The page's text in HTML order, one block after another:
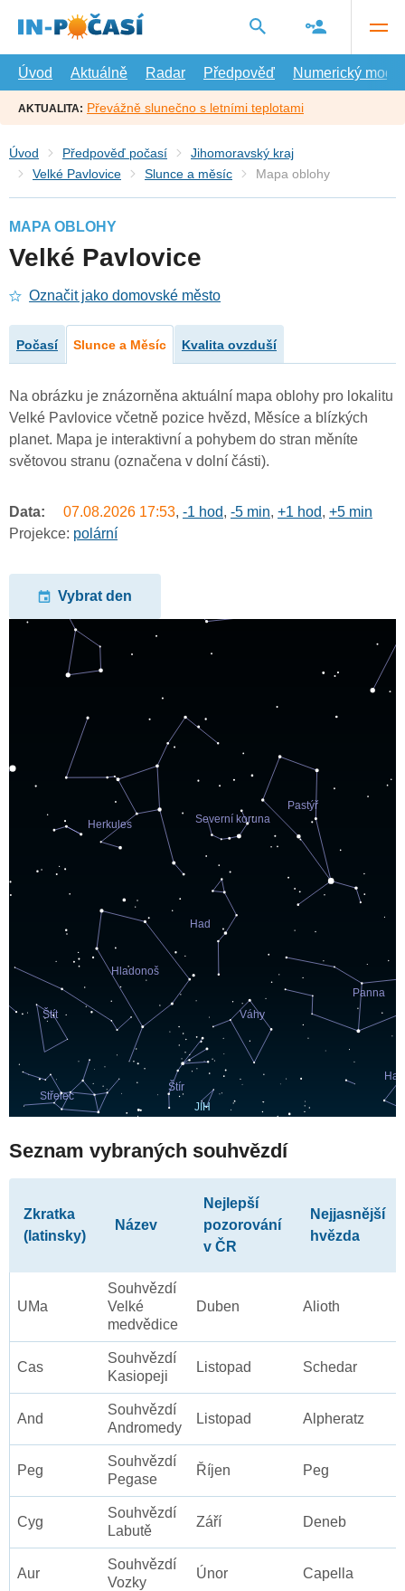
hlavní
Úvod
Aktuálně Radar Předpověď Numerický model
AKTUALITA: Převážně slunečno s letními teplotami
Úvod Předpověď počasí
Jihomoravský kraj
Velké Pavlovice
Slunce a měsíc Mapa oblohy
MAPA OBLOHY
Velké Pavlovice
Označit jako domovské město
Počasí Slunce a Měsíc Kvalita ovzduší
Na obrázku je znázorněna aktuální mapa oblohy pro lokalitu
Velké Pavlovice včetně pozice hvězd, Měsíce a blízkých
planet. Mapa je interaktivní a pohybem do stran měníte
světovou stranu (označena v dolní části).
Data: 07.08.2026 17:53, -1 hod, -5 min, +1 hod, +5 min
Projekce: polární
Vybrat den
Seznam vybraných souhvězdí
Zkratka
(latinsky)
Název
Nejlepší
pozorování
v ČR
Nejjasnější
hvězda
UMa
Souhvězdí
Velké
medvědice
Duben Alioth
Cas
Souhvězdí
Kasiopeji
Listopad Schedar
And
Souhvězdí
Andromedy
Listopad Alpheratz
Peg
Souhvězdí
Pegase
Říjen Peg
Cyg
Souhvězdí
Labutě
Září Deneb
Aur
Souhvězdí
Vozky
Únor Capella